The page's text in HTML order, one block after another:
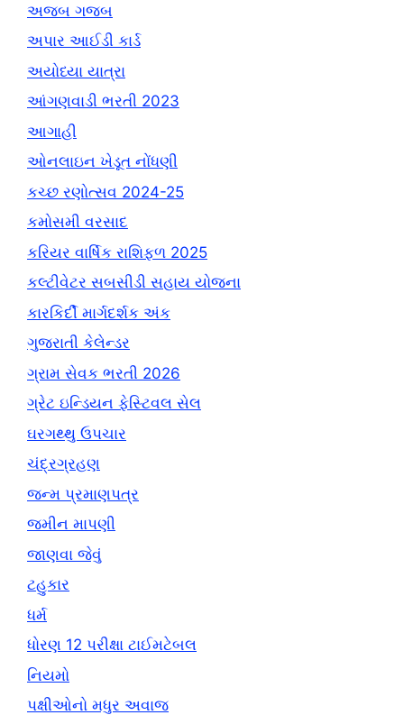
અજબ ગજબ
અપાર આઈડી કાર્ડ
અયોધ્યા યાત્રા
આંગણવાડી ભરતી 2023
આગાહી
ઓનલાઇન ખેડૂત નોંધણી
કચ્છ રણોત્સવ 2024-25
કમોસમી વરસાદ
કરિયર વાર્ષિક રાશિફળ 2025
કલ્ટીવેટર સબસીડી સહાય યોજના
કારકિર્દી માર્ગદર્શક અંક
ગુજરાતી કેલેન્ડર
ગ્રામ સેવક ભરતી 2026
ગ્રેટ ઇન્ડિયન ફેસ્ટિવલ સેલ
ઘરગથ્થુ ઉપચાર
ચંદ્રગ્રહણ
જન્મ પ્રમાણપત્ર
જમીન માપણી
જાણવા જેવું
ટહુકાર
ધર્મ
ધોરણ 12 પરીક્ષા ટાઈમટેબલ
નિયમો
પક્ષીઓનો મધુર અવાજ